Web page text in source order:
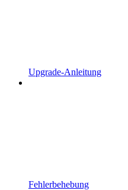
Upgrade-Anleitung
Fehlerbehebung